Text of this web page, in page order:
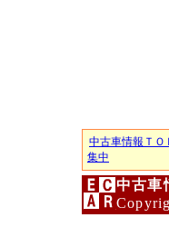
中古車情報ＴＯ
集中
中古車